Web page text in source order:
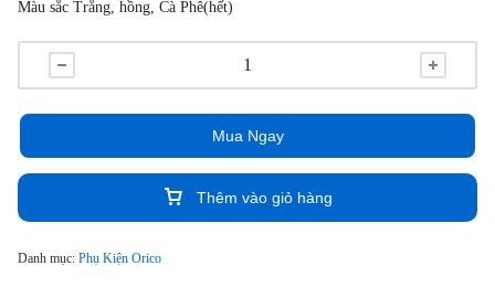
Màu sắc Trắng, hồng, Cà Phê(hết)
Thêm vào giỏ hàng
Mua Ngay
Danh mục: Phụ Kiện Orico